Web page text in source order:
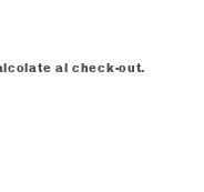
al check-out.